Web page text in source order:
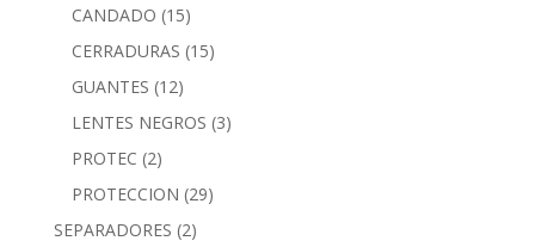
CANDADO (15)
CERRADURAS (15)
GUANTES (12)
LENTES NEGROS (3)
PROTEC (2)
PROTECCION (29)
SEPARADORES (2)